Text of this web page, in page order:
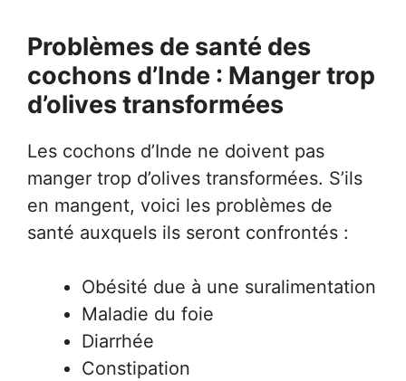
Problèmes de santé des
cochons d’Inde : Manger trop
d’olives transformées
Les cochons d’Inde ne doivent pas
manger trop d’olives transformées. S’ils
en mangent, voici les problèmes de
santé auxquels ils seront confrontés :
Obésité due à une suralimentation
Maladie du foie
Diarrhée
Constipation